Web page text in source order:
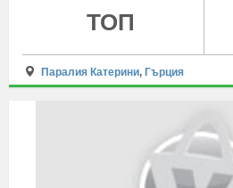
ТОП
Паралия Катерини, Гърция